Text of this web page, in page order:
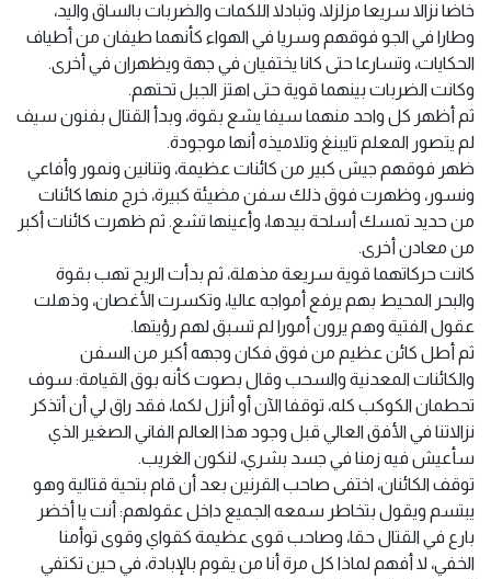
خاضا نزالا سريعا مزلزلا، وتبادلا اللكمات والضربات بالساق واليد،
وطارا في الجو فوقهم وسريا في الهواء كأنهما طيفان من أطياف
الحكايات، وتسارعا حتى كانا يختفيان في جهة ويظهران في أخرى.
وكانت الضربات بينهما قوية حتى اهتز الجبل تحتهم.
ثم أظهر كل واحد منهما سيفا يشع بقوة، وبدأ القتال بفنون سيف
لم يتصور المعلم تايبنغ وتلاميذه أنها موجودة.
ظهر فوقهم جيش كبير من كائنات عظيمة، وتنانين ونمور وأفاعي
ونسور، وظهرت فوق ذلك سفن مضيئة كبيرة، خرج منها كائنات
من حديد تمسك أسلحة بيدها، وأعينها تشع. ثم ظهرت كائنات أكبر
من معادن أخرى.
كانت حركاتهما قوية سريعة مذهلة، ثم بدأت الريح تهب بقوة
والبحر المحيط بهم يرفع أمواجه عاليا، وتكسرت الأغصان، وذهلت
عقول الفتية وهم يرون أمورا لم تسبق لهم رؤيتها.
ثم أطل كائن عظيم من فوق فكان وجهه أكبر من السفن
والكائنات المعدنية والسحب وقال بصوت كأنه بوق القيامة: سوف
تحطمان الكوكب كله، توقفا الآن أو أنزل لكما، فقد راق لي أن أتذكر
نزالاتنا في الأفق العالي قبل وجود هذا العالم الفاني الصغير الذي
سأعيش فيه زمنا في جسد بشري، لنكون الغريب.
توقف الكائنان، اختفى صاحب القرنين بعد أن قام بتحية قتالية وهو
يبتسم ويقول بتخاطر سمعه الجميع داخل عقولهم: أنت يا أخضر
بارع في القتال حقا، وصاحب قوى عظيمة كقواي وقوى توأمنا
الخفي، لا أفهم لماذا كل مرة أنا من يقوم بالإبادة، في حين تكتفي